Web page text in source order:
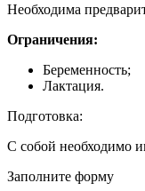
Необходима
Ограничения:
Беременность;
Лактация.
Подготовка:
С собой необходимо
Заполните форму